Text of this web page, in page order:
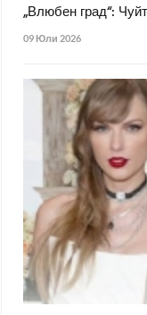
„Влюбен град“:
09 Юли 2026